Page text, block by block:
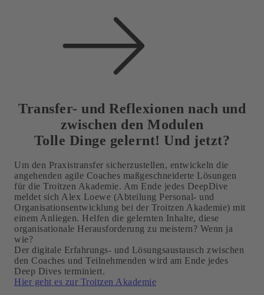
Transfer- und Reflexionen nach und
zwischen den Modulen
Tolle Dinge gelernt! Und jetzt?
Um den Praxistransfer sicherzustellen, entwickeln die
angehenden agile Coaches maßgeschneiderte Lösungen
für die Troitzen Akademie. Am Ende jedes DeepDive
meldet sich Alex Loewe (Abteilung Personal- und
Organisationsentwicklung bei der Troitzen Akademie) mit
einem Anliegen. Helfen die gelernten Inhalte, diese
organisationale Herausforderung zu meistern? Wenn ja
wie?
Der digitale Erfahrungs- und Lösungsaustausch zwischen
den Coaches und Teilnehmenden wird am Ende jedes
Deep Dives terminiert.
Hier geht es zur Troitzen Akademie